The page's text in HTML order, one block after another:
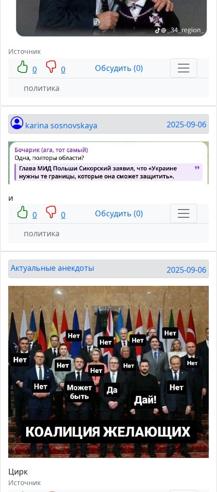
Источник
0 0
Обсудить (0)
политика
karina sosnovskaya 2025-09-06
и
0
0
Обсудить (0)
политика
Актуальные анекдоты 2025-09-06
Цирк
Источник